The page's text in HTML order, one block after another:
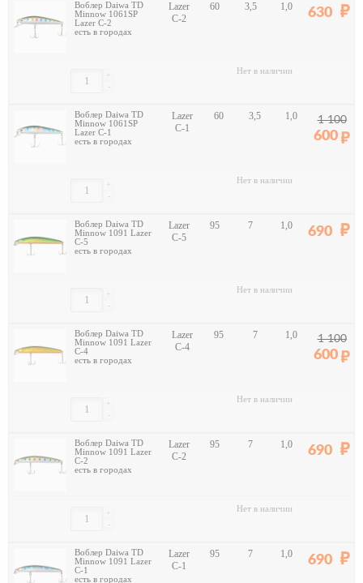
Воблер Daiwa TD
Minnow 1061SP
Lazer C-2
есть в городах
Lazer
C-2
60 3,5 1,0 630
-
+ Нет в наличии
Воблер Daiwa TD
Minnow 1061SP
Lazer C-1
есть в городах
Lazer
C-1
60 3,5 1,0 1 100
600
-
+ Нет в наличии
Воблер Daiwa TD
Minnow 1091 Lazer
C-5
есть в городах
Lazer
C-5
95 7 1,0 690
-
+ Нет в наличии
Воблер Daiwa TD
Minnow 1091 Lazer
C-4
есть в городах
Lazer
C-4
95 7 1,0 1 100
600
-
+ Нет в наличии
Воблер Daiwa TD
Minnow 1091 Lazer
C-2
есть в городах
Lazer
C-2
95 7 1,0 690
-
+ Нет в наличии
Воблер Daiwa TD
Minnow 1091 Lazer
C-1
есть в городах
Lazer
C-1
95 7 1,0 690